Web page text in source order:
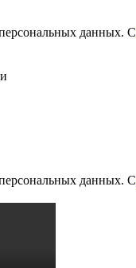
данных. С
данных. С